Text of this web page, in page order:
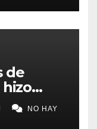
de
para
Santa
NO HAY